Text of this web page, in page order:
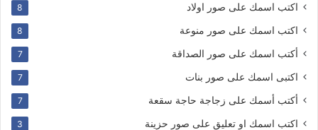
اكتب اسمك على صور اولاد 8
اكتب اسمك على صور منوعة 8
أكتب اسمك على صور الصداقة 7
اكتبى اسمك على صور بنات 7
أكتب أسمك على زجاجة حاجة سقعة 7
اكتب اسمك او تعليق على صور حزينة 3